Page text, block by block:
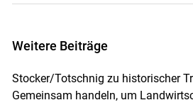
Weitere Beiträge
Stocker/Totschnig zu historischer
Gemeinsam handeln, um